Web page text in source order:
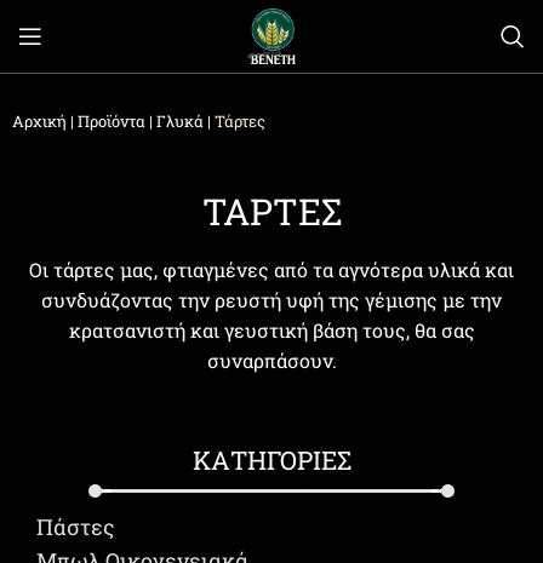
Αρχική | Προϊόντα | Γλυκά | Τάρτες
ΤΑΡΤΕΣ
Οι τάρτες μας, φτιαγμένες από τα αγνότερα υλικά και
συνδυάζοντας την ρευστή υφή της γέμισης με την
κρατσανιστή και γευστική βάση τους, θα σας
συναρπάσουν.
ΚΑΤΗΓΟΡΙΕΣ
Πάστες